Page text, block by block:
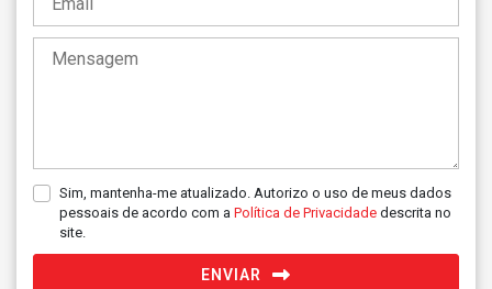
Sim, mantenha-me atualizado. Autorizo o uso de meus dados
pessoais de acordo com a Política de Privacidade descrita no
site.
ENVIAR